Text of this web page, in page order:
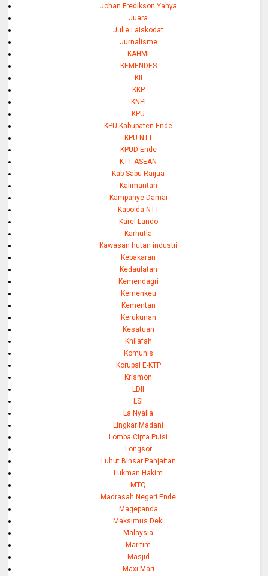
Johan Fredikson Yahya
Juara
Julie Laiskodat
Jurnalisme
KAHMI
KEMENDES
KII
KKP
KNPI
KPU
KPU Kabupaten Ende
KPU NTT
KPUD Ende
KTT ASEAN
Kab Sabu Raijua
Kalimantan
Kampanye Damai
Kapolda NTT
Karel Lando
Karhutla
Kawasan hutan industri
Kebakaran
Kedaulatan
Kemendagri
Kemenkeu
Kementan
Kerukunan
Kesatuan
Khilafah
Komunis
Korupsi E-KTP
Krismon
LDII
LSI
La Nyalla
Lingkar Madani
Lomba Cipta Puisi
Longsor
Luhut Binsar Panjaitan
Lukman Hakim
MTQ
Madrasah Negeri Ende
Magepanda
Maksimus Deki
Malaysia
Maritim
Masjid
Maxi Mari